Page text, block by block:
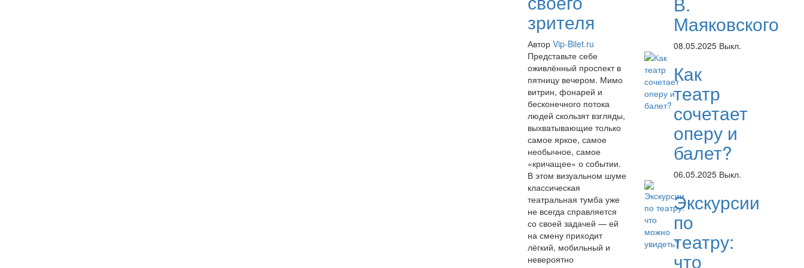
зрителя
Автор Vip-Bilet.ru
Представьте себе
оживлённый проспект в
пятницу вечером. Мимо
витрин, фонарей и
бесконечного потока
людей скользят взгляды,
выхватывающие только
самое яркое, самое
необычное, самое
«кричащее» о событии.
В этом визуальном шуме
классическая
театральная тумба уже
не всегда справляется
со своей задачей — ей
на смену приходит
лёгкий, мобильный и
невероятно
Маяковского
08.05.2025 Выкл.
Как
театр
сочетает
оперу и
балет?
06.05.2025 Выкл.
Экскурсии
по
театру:
что